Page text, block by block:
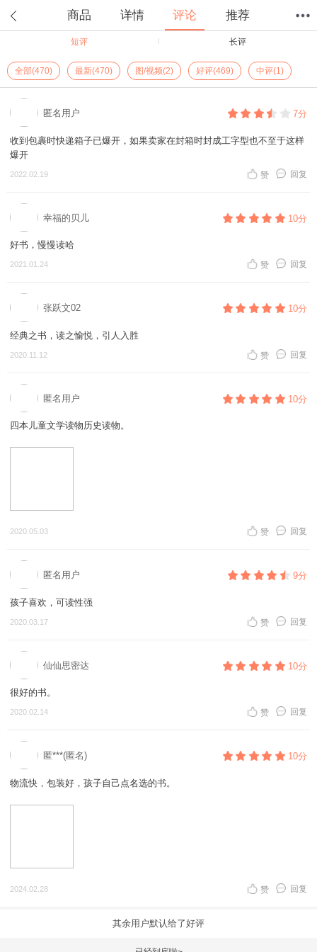
商品 详情 评论 推荐
短评 长评
全部(470) 最新(470) 图/视频(2) 好评(469) 中评(1)
匿名用户 7分
收到包裹时快递箱子已爆开，如果卖家在封箱时封成工字型也不至于这样
爆开
2022.02.19 回复
赞
幸福的贝儿 10分
好书，慢慢读哈
2021.01.24 回复
赞
张跃文02 10分
经典之书，读之愉悦，引人入胜
2020.11.12 回复
赞
匿名用户 10分
四本儿童文学读物历史读物。
2020.05.03 回复
赞
匿名用户 9分
孩子喜欢，可读性强
2020.03.17 回复
赞
仙仙思密达 10分
很好的书。
2020.02.14 回复
赞
匿***(匿名) 10分
物流快，包装好，孩子自己点名选的书。
2024.02.28 回复
赞
其余用户默认给了好评